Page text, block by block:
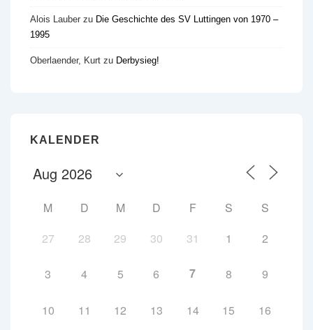
Alois Lauber zu Die Geschichte des SV Luttingen von 1970 –
1995
Oberlaender, Kurt zu Derbysieg!
KALENDER
M D M D F S
S
27
28 29 30 31 1 2
3 4 5 6 7 8 9
10 11 12 13 14 15 16